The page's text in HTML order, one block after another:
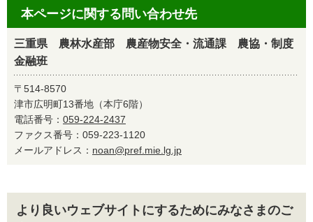
本ページに関する問い合わせ先
三重県 農林水産部 農産物安全・流通課 農協・制度
金融班
〒514-8570
津市広明町13番地（本庁6階）
電話番号： 059-224-2437
ファクス番号：059-223-1120
メールアドレス： noan@pref.mie.lg.jp
より良いウェブサイトにするためにみなさまのご